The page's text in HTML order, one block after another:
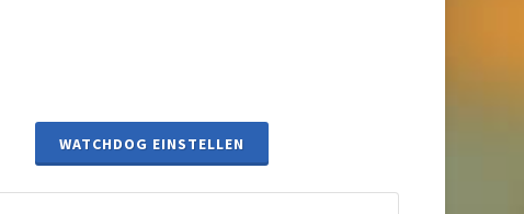
WATCHDOG EINSTELLEN